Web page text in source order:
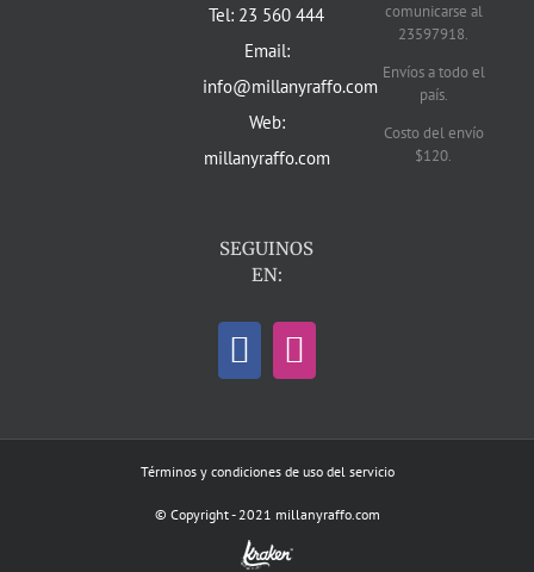
Tel: 23 560 444
Email:
info@millanyraffo.com
Web:
millanyraffo.com
SEGUINOS
EN:
comunicarse al
23597918.
Envíos a todo el
país.
Costo del envío
$120.
Términos y condiciones de uso del servicio
© Copyright - 2021 millanyraffo.com